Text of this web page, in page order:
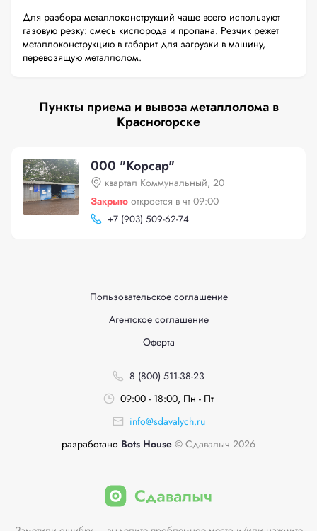
Для разбора металлоконструкций чаще всего используют
газовую резку: смесь кислорода и пропана. Резчик режет
металлоконструкцию в габарит для загрузки в машину,
перевозящую металлолом.
Пункты приема и вывоза металлолома в
Красногорске
000 "Корсар"
квартал Коммунальный, 20
Закрыто откроется в чт 09:00
+7 (903) 509-62-74
Пользовательское соглашение
Агентское соглашение
Оферта
8 (800) 511-38-23
09:00 - 18:00, Пн - Пт
info@sdavalych.ru
разработано Bots House © Сдавалыч 2026